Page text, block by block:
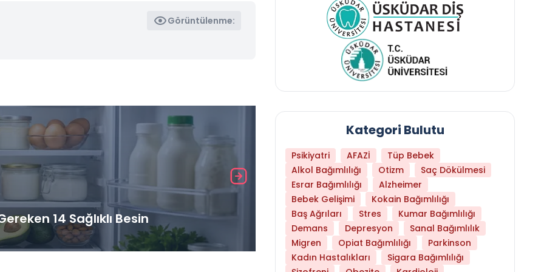
Görüntülenme:
14 Sağlıklı Besin Hangi Yaşta Hangi Testi Yaptırmanız
Kategori Bulutu
Psikiyatri AFAZİ
Tüp Bebek
Alkol Bağımlılığı
Otizm
Saç Dökülmesi
Esrar Bağımlılığı
Alzheimer
Bebek Gelişimi
Kokain Bağımlılığı
Baş Ağrıları
Stres
Kumar Bağımlılığı
Demans
Depresyon
Sanal Bağımlılık
Migren
Opiat Bağımlılığı
Parkinson
Kadın Hastalıkları
Sigara Bağımlılığı